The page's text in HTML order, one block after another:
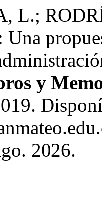
L.;
y
2026.